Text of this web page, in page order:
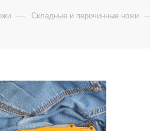
— Складные и перочинные ножи